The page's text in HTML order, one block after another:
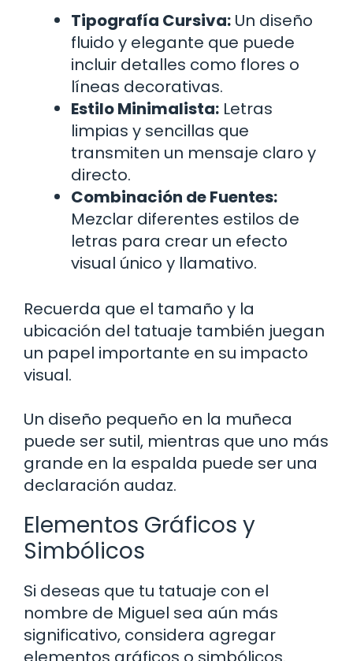
Tipografía Cursiva: Un diseño
fluido y elegante que puede
incluir detalles como flores o
líneas decorativas.
Estilo Minimalista: Letras
limpias y sencillas que
transmiten un mensaje claro y
directo.
Combinación de Fuentes:
Mezclar diferentes estilos de
letras para crear un efecto
visual único y llamativo.
Recuerda que el tamaño y la
ubicación del tatuaje también juegan
un papel importante en su impacto
visual.
Un diseño pequeño en la muñeca
puede ser sutil, mientras que uno más
grande en la espalda puede ser una
declaración audaz.
Elementos Gráficos y
Simbólicos
Si deseas que tu tatuaje con el
nombre de Miguel sea aún más
significativo, considera agregar